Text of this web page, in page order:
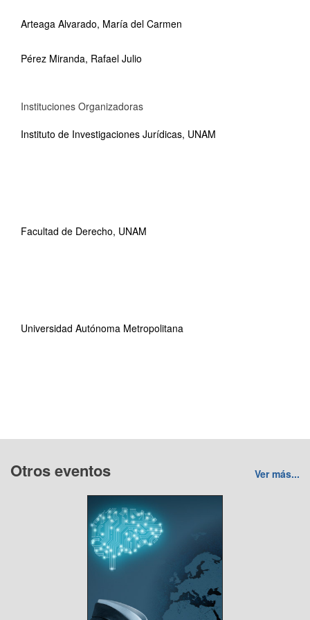
Arteaga Alvarado, María del Carmen
Pérez Miranda, Rafael Julio
Instituciones Organizadoras
Instituto de Investigaciones Jurídicas, UNAM
Facultad de Derecho, UNAM
Universidad Autónoma Metropolitana
Otros eventos Ver más...